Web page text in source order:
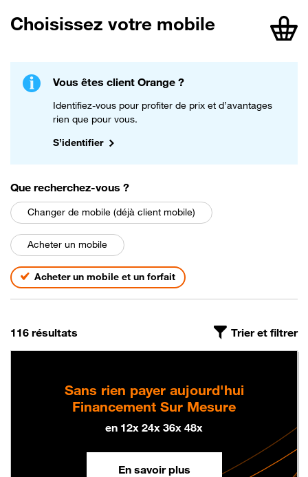
Choisissez votre mobile
Vous êtes client Orange ?
Identifiez-vous pour profiter de prix et d’avantages
rien que pour vous.
S’identifier
Que recherchez-vous parmi les choix suivants
?
Changer de mobile (déjà client mobile)
Acheter un mobile
Acheter un mobile et un forfait
On a trouvé
116 résultats Trier et filtrer
Sans rien payer aujourd'hui
Financement Sur Mesure
en 12x 24x 36x 48x
En savoir plus